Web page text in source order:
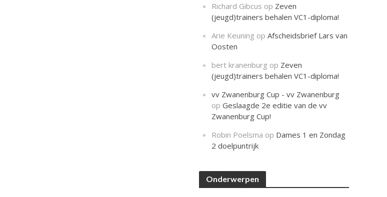
Richard Gibcus op Zeven
(jeugd)trainers behalen VC1-diploma!
Arie Keuning opAfscheidsbrief Lars van
Oosten
bert kranenburg op Zeven
(jeugd)trainers behalen VC1-diploma!
vv Zwanenburg Cup - vv Zwanenburg
opGeslaagde 2e editie van de vv
Zwanenburg Cup!
Robin Poelsma op Dames 1 en Zondag
2 doelpuntrijk
Onderwerpen